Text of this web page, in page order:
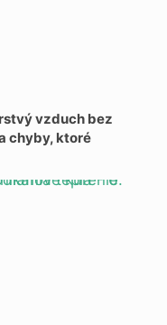
vzduch bez
chyby, ktoré